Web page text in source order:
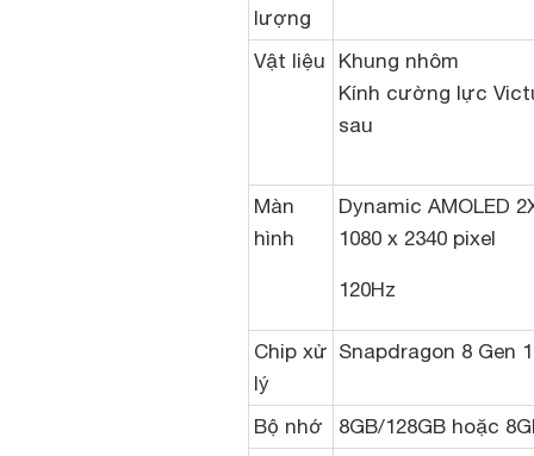
lượng
Vật liệu
Khung nhôm
Kính cường lực
sau
Màn
hình
Dynamic AMOLED
1080 x 2340 pixel
120Hz
Chip xử
lý
Snapdragon 8 Gen 1
Bộ nhớ
8GB/128GB hoặc